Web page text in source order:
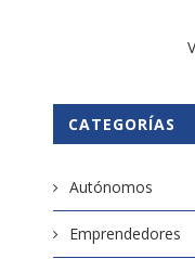
CATEGORÍAS
Autónomos
Emprendedores